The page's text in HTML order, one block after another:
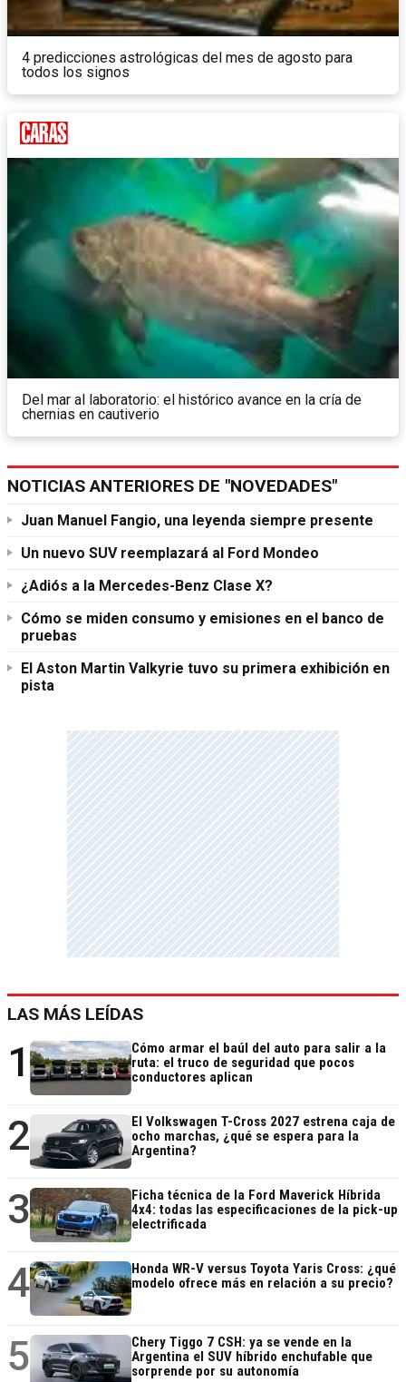
4 predicciones astrológicas del mes de agosto para
todos los signos
Del mar al laboratorio: el histórico avance en la cría de
chernias en cautiverio
NOTICIAS ANTERIORES DE "NOVEDADES"
Juan Manuel Fangio, una leyenda siempre presente
Un nuevo SUV reemplazará al Ford Mondeo
¿Adiós a la Mercedes-Benz Clase X?
Cómo se miden consumo y emisiones en el banco de
pruebas
El Aston Martin Valkyrie tuvo su primera exhibición en
pista
LAS MÁS LEÍDAS
1
Cómo armar el baúl del auto para salir a la
ruta: el truco de seguridad que pocos
conductores aplican
2
El Volkswagen T-Cross 2027 estrena caja de
ocho marchas, ¿qué se espera para la
Argentina?
3
Ficha técnica de la Ford Maverick Híbrida
4x4: todas las especificaciones de la pick-up
electrificada
4
Honda WR-V versus Toyota Yaris Cross: ¿qué
modelo ofrece más en relación a su precio?
5
Chery Tiggo 7 CSH: ya se vende en la
Argentina el SUV híbrido enchufable que
sorprende por su autonomía